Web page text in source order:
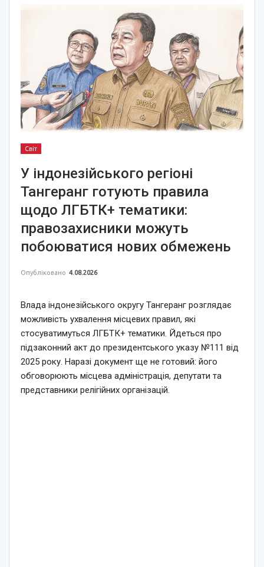
Світ
У індонезійського регіоні
Тангеранг готують правила
щодо ЛГБТК+ тематики:
правозахисники можуть
побоюватися нових обмежень
Опубліковано 4.08.2026
Влада індонезійського округу Тангеранг розглядає
можливість ухвалення місцевих правил, які
стосуватимуться ЛГБТК+ тематики. Йдеться про
підзаконний акт до президентського указу №111 від
2025 року. Наразі документ ще не готовий: його
обговорюють місцева адміністрація, депутати та
представники релігійних організацій.